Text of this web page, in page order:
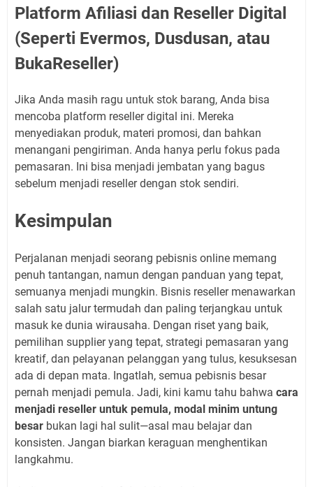
Platform Afiliasi dan Reseller Digital
(Seperti Evermos, Dusdusan, atau
BukaReseller)
Jika Anda masih ragu untuk stok barang, Anda bisa
mencoba platform reseller digital ini. Mereka
menyediakan produk, materi promosi, dan bahkan
menangani pengiriman. Anda hanya perlu fokus pada
pemasaran. Ini bisa menjadi jembatan yang bagus
sebelum menjadi reseller dengan stok sendiri.
Kesimpulan
Perjalanan menjadi seorang pebisnis online memang
penuh tantangan, namun dengan panduan yang tepat,
semuanya menjadi mungkin. Bisnis reseller menawarkan
salah satu jalur termudah dan paling terjangkau untuk
masuk ke dunia wirausaha. Dengan riset yang baik,
pemilihan supplier yang tepat, strategi pemasaran yang
kreatif, dan pelayanan pelanggan yang tulus, kesuksesan
ada di depan mata. Ingatlah, semua pebisnis besar
pernah menjadi pemula. Jadi, kini kamu tahu bahwa cara
menjadi reseller untuk pemula, modal minim untung
besar bukan lagi hal sulit—asal mau belajar dan
konsisten. Jangan biarkan keraguan menghentikan
langkahmu.